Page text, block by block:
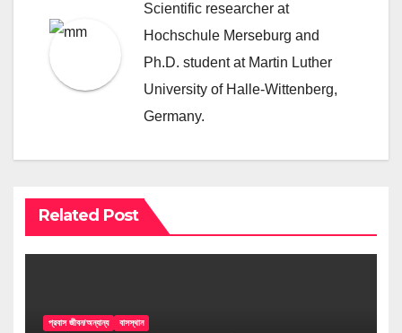
Scientific researcher at
Hochschule Merseburg and
Ph.D. student at Martin Luther
University of Halle-Wittenberg,
Germany.
Related Post
প্রবাস জীবন/অন্যান্য বাসস্থান